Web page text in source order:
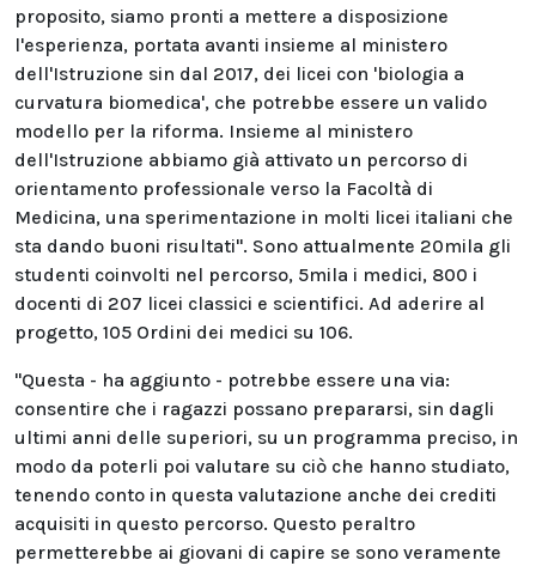
proposito, siamo pronti a mettere a disposizione
l'esperienza, portata avanti insieme al ministero
dell'Istruzione sin dal 2017, dei licei con 'biologia a
curvatura biomedica', che potrebbe essere un valido
modello per la riforma. Insieme al ministero
dell'Istruzione abbiamo già attivato un percorso di
orientamento professionale verso la Facoltà di
Medicina, una sperimentazione in molti licei italiani che
sta dando buoni risultati". Sono attualmente 20mila gli
studenti coinvolti nel percorso, 5mila i medici, 800 i
docenti di 207 licei classici e scientifici. Ad aderire al
progetto, 105 Ordini dei medici su 106.
"Questa - ha aggiunto - potrebbe essere una via:
consentire che i ragazzi possano prepararsi, sin dagli
ultimi anni delle superiori, su un programma preciso, in
modo da poterli poi valutare su ciò che hanno studiato,
tenendo conto in questa valutazione anche dei crediti
acquisiti in questo percorso. Questo peraltro
permetterebbe ai giovani di capire se sono veramente